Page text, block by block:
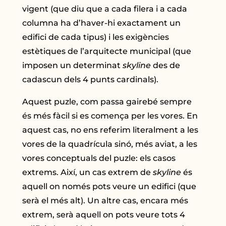
vigent (que diu que a cada filera i a cada
columna ha d’haver-hi exactament un
edifici de cada tipus) i les exigències
estètiques de l’arquitecte municipal (que
imposen un determinatskyline des de
cadascun dels 4 punts cardinals).
Aquest puzle, com passa gairebé sempre
és més fàcil si es comença per les vores. En
aquest cas, no ens referim literalment a les
vores de la quadrícula sinó, més aviat, a les
vores conceptuals del puzle: els casos
extrems. Així, un cas extrem deskyline és
aquell on només pots veure un edifici (que
serà el més alt). Un altre cas, encara més
extrem, serà aquell on pots veure tots 4